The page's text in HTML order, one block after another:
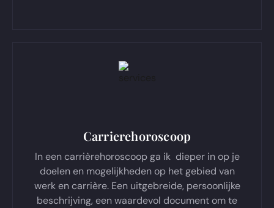
Carrierehoroscoop
In een carrièrehoroscoop ga ik dieper in op je
doelen en mogelijkheden op het gebied van
werk en carrière. Een uitgebreide, persoonlijke
beschrijving, een waardevol document om te